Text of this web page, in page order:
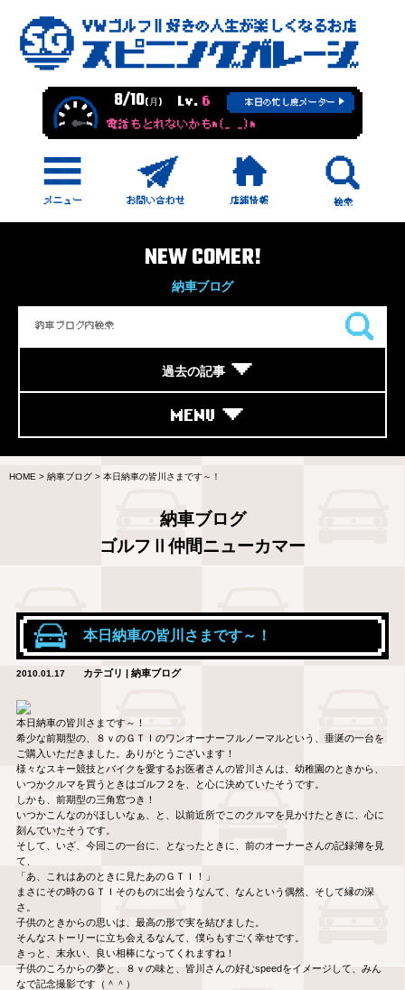
8/10(月) Lv. 6 本日の忙し度メーター
電話もとれないかもm(_ _)m
NEW COMER!
納車ブログ
過去の記事
MENU
HOME > 納車ブログ > 本日納車の皆川さまです～！
納車ブログ
ゴルフⅡ仲間ニューカマー
本日納車の皆川さまです～！
2010.01.17 カテゴリ | 納車ブログ
本日納車の皆川さまです～！
希少な前期型の、８ｖのＧＴＩのワンオーナーフルノーマルという、垂涎の一台を
ご購入いただきました。ありがとうございます！
様々なスキー競技とバイクを愛するお医者さんの皆川さんは、幼稚園のときから、
いつかクルマを買うときはゴルフ２を、と心に決めていたそうです。
しかも、前期型の三角窓つき！
いつかこんなのがほしいなぁ、と、以前近所でこのクルマを見かけたときに、心に
刻んでいたそうです。
そして、いざ、今回この一台に、となったときに、前のオーナーさんの記録簿を見
て、
「あ、これはあのときに見たあのＧＴＩ！」
まさにその時のＧＴＩそのものに出会うなんて、なんという偶然、そして縁の深
さ。
子供のときからの思いは、最高の形で実を結びました。
そんなストーリーに立ち会えるなんて、僕らもすごく幸せです。
きっと、末永い、良い相棒になってくれますね！
子供のころからの夢と、８ｖの味と、皆川さんの好むspeedをイメージして、みん
なで記念撮影です（＾＾）